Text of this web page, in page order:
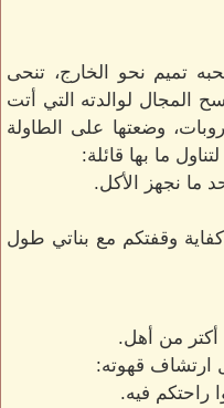
تميم نحو الخارج، تنحى
المجال لوالدته التي أتت
وضعتها على الطاولة
ما بها قائلة:
ما نجهز الأكل.
وقفتكم مع بناتي طول
أكتر من أهل.
ارتشاف قهوته:
راحتكم فيه.